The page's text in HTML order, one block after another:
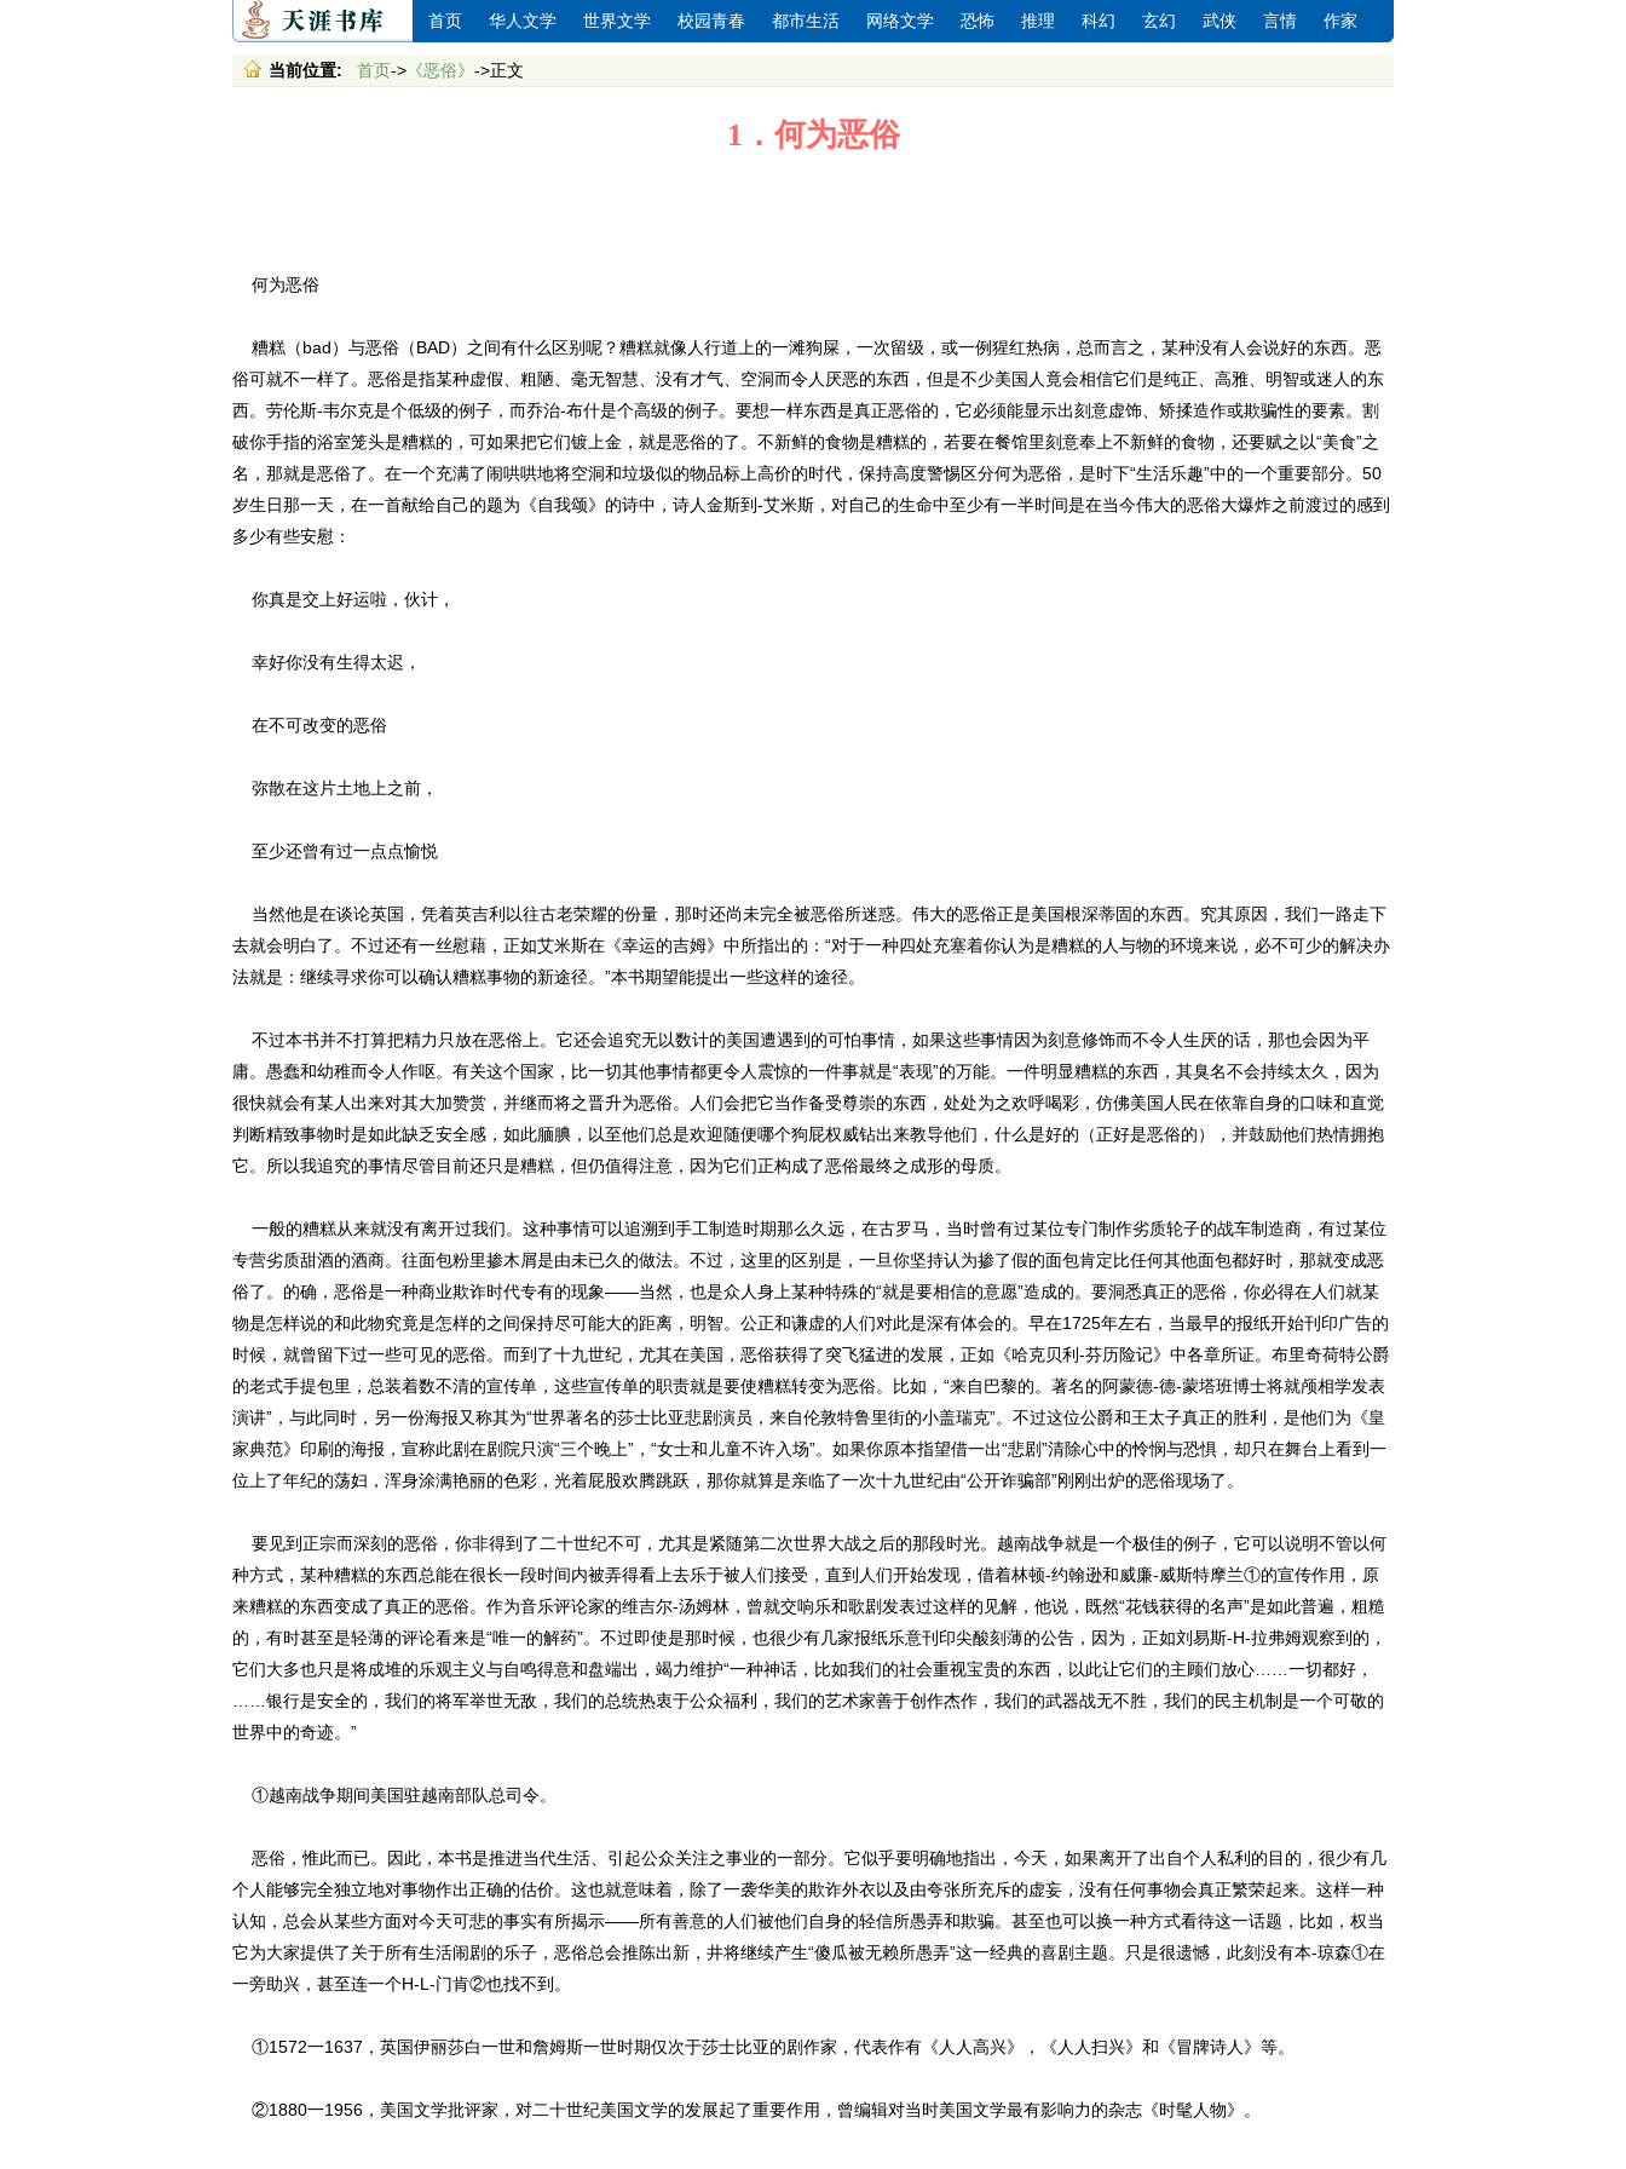
首页 华人文学 世界文学 校园青春 都市生活 网络文学 恐怖 推理 科幻 玄幻 武侠 言情 作家
当前位置: 首页-> 《恶俗》 ->正文
1．何为恶俗
何为恶俗
糟糕（bad）与恶俗（BAD）之间有什么区别呢？糟糕就像人行道上的一滩狗屎，一次留级，或一例猩红热病，总而言之，某种没有人会说好的东西。恶
俗可就不一样了。恶俗是指某种虚假、粗陋、毫无智慧、没有才气、空洞而令人厌恶的东西，但是不少美国人竟会相信它们是纯正、高雅、明智或迷人的东
西。劳伦斯-韦尔克是个低级的例子，而乔治-布什是个高级的例子。要想一样东西是真正恶俗的，它必须能显示出刻意虚饰、矫揉造作或欺骗性的要素。割
破你手指的浴室笼头是糟糕的，可如果把它们镀上金，就是恶俗的了。不新鲜的食物是糟糕的，若要在餐馆里刻意奉上不新鲜的食物，还要赋之以“美食”之
名，那就是恶俗了。在一个充满了闹哄哄地将空洞和垃圾似的物品标上高价的时代，保持高度警惕区分何为恶俗，是时下“生活乐趣”中的一个重要部分。50
岁生日那一天，在一首献给自己的题为《自我颂》的诗中，诗人金斯到-艾米斯，对自己的生命中至少有一半时间是在当今伟大的恶俗大爆炸之前渡过的感到
多少有些安慰：
你真是交上好运啦，伙计，
幸好你没有生得太迟，
在不可改变的恶俗
弥散在这片土地上之前，
至少还曾有过一点点愉悦
当然他是在谈论英国，凭着英吉利以往古老荣耀的份量，那时还尚未完全被恶俗所迷惑。伟大的恶俗正是美国根深蒂固的东西。究其原因，我们一路走下
去就会明白了。不过还有一丝慰藉，正如艾米斯在《幸运的吉姆》中所指出的：“对于一种四处充塞着你认为是糟糕的人与物的环境来说，必不可少的解决办
法就是：继续寻求你可以确认糟糕事物的新途径。”本书期望能提出一些这样的途径。
不过本书并不打算把精力只放在恶俗上。它还会追究无以数计的美国遭遇到的可怕事情，如果这些事情因为刻意修饰而不令人生厌的话，那也会因为平
庸。愚蠢和幼稚而令人作呕。有关这个国家，比一切其他事情都更令人震惊的一件事就是“表现”的万能。一件明显糟糕的东西，其臭名不会持续太久，因为
很快就会有某人出来对其大加赞赏，并继而将之晋升为恶俗。人们会把它当作备受尊崇的东西，处处为之欢呼喝彩，仿佛美国人民在依靠自身的口味和直觉
判断精致事物时是如此缺乏安全感，如此腼腆，以至他们总是欢迎随便哪个狗屁权威钻出来教导他们，什么是好的（正好是恶俗的），并鼓励他们热情拥抱
它。所以我追究的事情尽管目前还只是糟糕，但仍值得注意，因为它们正构成了恶俗最终之成形的母质。
一般的糟糕从来就没有离开过我们。这种事情可以追溯到手工制造时期那么久远，在古罗马，当时曾有过某位专门制作劣质轮子的战车制造商，有过某位
专营劣质甜酒的酒商。往面包粉里掺木屑是由未已久的做法。不过，这里的区别是，一旦你坚持认为掺了假的面包肯定比任何其他面包都好时，那就变成恶
俗了。的确，恶俗是一种商业欺诈时代专有的现象——当然，也是众人身上某种特殊的“就是要相信的意愿”造成的。要洞悉真正的恶俗，你必得在人们就某
物是怎样说的和此物究竟是怎样的之间保持尽可能大的距离，明智。公正和谦虚的人们对此是深有体会的。早在1725年左右，当最早的报纸开始刊印广告的
时候，就曾留下过一些可见的恶俗。而到了十九世纪，尤其在美国，恶俗获得了突飞猛进的发展，正如《哈克贝利-芬历险记》中各章所证。布里奇荷特公爵
的老式手提包里，总装着数不清的宣传单，这些宣传单的职责就是要使糟糕转变为恶俗。比如，“来自巴黎的。著名的阿蒙德-德-蒙塔班博士将就颅相学发表
演讲”，与此同时，另一份海报又称其为“世界著名的莎士比亚悲剧演员，来自伦敦特鲁里街的小盖瑞克”。不过这位公爵和王太子真正的胜利，是他们为《皇
家典范》印刷的海报，宣称此剧在剧院只演“三个晚上”，“女士和儿童不许入场”。如果你原本指望借一出“悲剧”清除心中的怜悯与恐惧，却只在舞台上看到一
位上了年纪的荡妇，浑身涂满艳丽的色彩，光着屁股欢腾跳跃，那你就算是亲临了一次十九世纪由“公开诈骗部”刚刚出炉的恶俗现场了。
要见到正宗而深刻的恶俗，你非得到了二十世纪不可，尤其是紧随第二次世界大战之后的那段时光。越南战争就是一个极佳的例子，它可以说明不管以何
种方式，某种糟糕的东西总能在很长一段时间内被弄得看上去乐于被人们接受，直到人们开始发现，借着林顿-约翰逊和威廉-威斯特摩兰①的宣传作用，原
来糟糕的东西变成了真正的恶俗。作为音乐评论家的维吉尔-汤姆林，曾就交响乐和歌剧发表过这样的见解，他说，既然“花钱获得的名声”是如此普遍，粗糙
的，有时甚至是轻薄的评论看来是“唯一的解药”。不过即使是那时候，也很少有几家报纸乐意刊印尖酸刻薄的公告，因为，正如刘易斯-H-拉弗姆观察到的，
它们大多也只是将成堆的乐观主义与自鸣得意和盘端出，竭力维护“一种神话，比如我们的社会重视宝贵的东西，以此让它们的主顾们放心……一切都好，
……银行是安全的，我们的将军举世无敌，我们的总统热衷于公众福利，我们的艺术家善于创作杰作，我们的武器战无不胜，我们的民主机制是一个可敬的
世界中的奇迹。”
①越南战争期间美国驻越南部队总司令。
恶俗，惟此而已。因此，本书是推进当代生活、引起公众关注之事业的一部分。它似乎要明确地指出，今天，如果离开了出自个人私利的目的，很少有几
个人能够完全独立地对事物作出正确的估价。这也就意味着，除了一袭华美的欺诈外衣以及由夸张所充斥的虚妄，没有任何事物会真正繁荣起来。这样一种
认知，总会从某些方面对今天可悲的事实有所揭示——所有善意的人们被他们自身的轻信所愚弄和欺骗。甚至也可以换一种方式看待这一话题，比如，权当
它为大家提供了关于所有生活闹剧的乐子，恶俗总会推陈出新，井将继续产生“傻瓜被无赖所愚弄”这一经典的喜剧主题。只是很遗憾，此刻没有本-琼森①在
一旁助兴，甚至连一个H-L-门肯②也找不到。
①1572一1637，英国伊丽莎白一世和詹姆斯一世时期仅次于莎士比亚的剧作家，代表作有《人人高兴》，《人人扫兴》和《冒牌诗人》等。
②1880一1956，美国文学批评家，对二十世纪美国文学的发展起了重要作用，曾编辑对当时美国文学最有影响力的杂志《时髦人物》。